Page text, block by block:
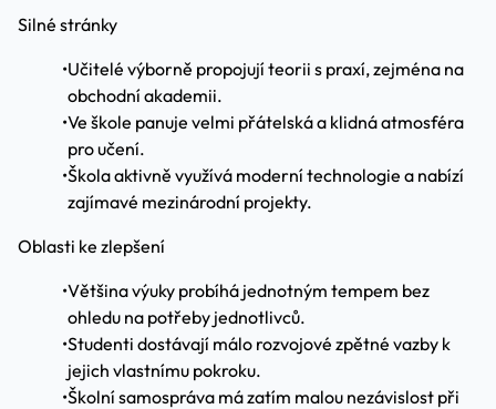
Silné stránky
•Učitelé výborně propojují teorii s praxí, zejména na
obchodní akademii.
•Ve škole panuje velmi přátelská a klidná atmosféra
pro učení.
•Škola aktivně využívá moderní technologie a nabízí
zajímavé mezinárodní projekty.
Oblasti ke zlepšení
•Většina výuky probíhá jednotným tempem bez
ohledu na potřeby jednotlivců.
•Studenti dostávají málo rozvojové zpětné vazby k
jejich vlastnímu pokroku.
•Školní samospráva má zatím malou nezávislost při